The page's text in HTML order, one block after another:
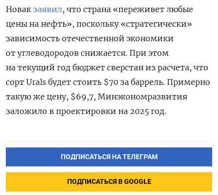
Новак заявил, что страна «переживет любые
цены на нефть», поскольку «стратегически»
зависимость отечественной экономики
от углеводородов снижается. При этом
на текущий год бюджет сверстан из расчета, что
сорт Urals будет стоить $70 за баррель. Примерно
такую же цену, $69,7, Минэкономразвития
заложило в проектировки на 2025 год.
ПОДПИСАТЬСЯ НА ТЕЛЕГРАМ
ПОДПИСАТЬСЯ В GOOGLE